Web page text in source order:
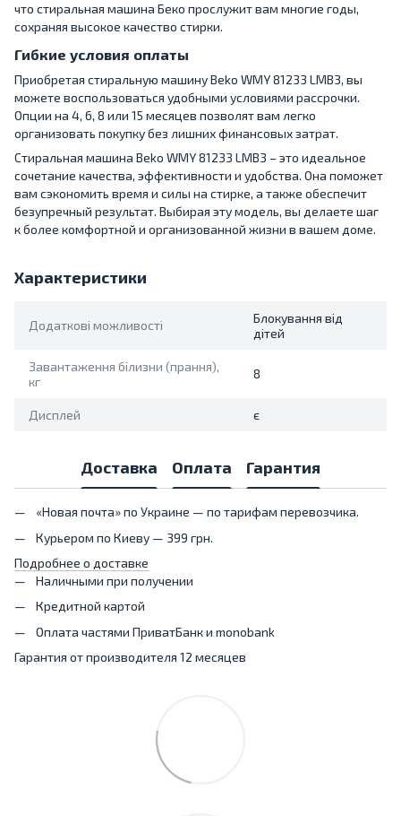
что стиральная машина Беко прослужит вам многие годы,
сохраняя высокое качество стирки.
Гибкие условия оплаты
Приобретая стиральную машину Beko WMY 81233 LMB3, вы
можете воспользоваться удобными условиями рассрочки.
Опции на 4, 6, 8 или 15 месяцев позволят вам легко
организовать покупку без лишних финансовых затрат.
Стиральная машина Beko WMY 81233 LMB3 – это идеальное
сочетание качества, эффективности и удобства. Она поможет
вам сэкономить время и силы на стирке, а также обеспечит
безупречный результат. Выбирая эту модель, вы делаете шаг
к более комфортной и организованной жизни в вашем доме.
Характеристики
Додаткові можливості
Блокування від
дітей
Завантаження білизни (прання),
кг
8
Дисплей є
Доставка Оплата Гарантия
«Новая почта» по Украине — по тарифам перевозчика.
Курьером по Киеву — 399 грн.
Подробнее о доставке
Наличными при получении
Кредитной картой
Оплата частями ПриватБанк и monobank
Гарантия от производителя 12 месяцев